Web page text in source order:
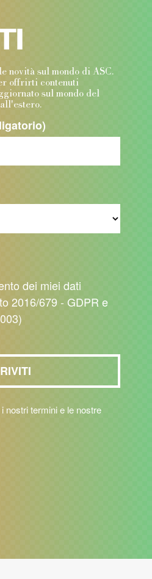
novità sul mondo di ASC.
offrirti contenuti
sul mondo del
dei miei dati
2016/679 - GDPR e
nostri termini e le nostre